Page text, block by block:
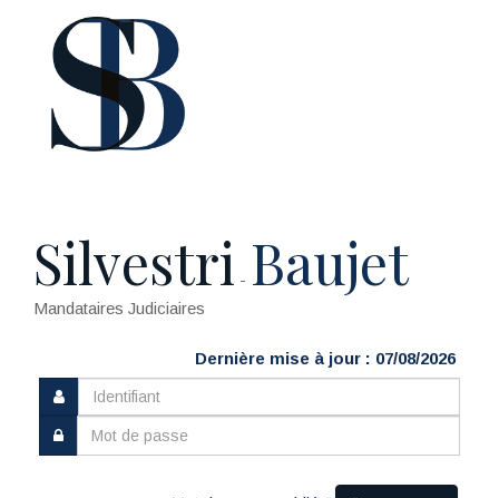
Silvestri - Baujet
Mandataires Judiciaires
Dernière mise à jour : 07/08/2026